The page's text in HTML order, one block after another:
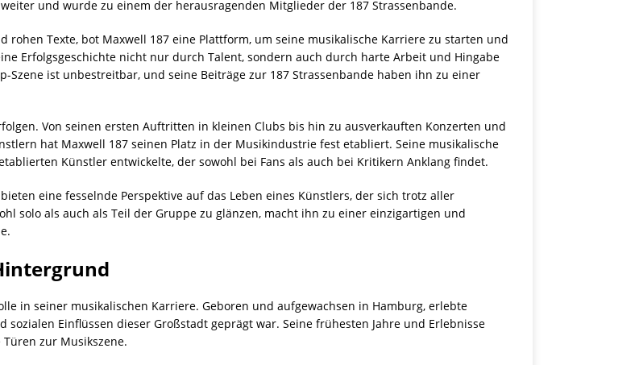
und wurde zu einem der herausragenden Mitglieder der 187 Strassenbande.
Texte, bot Maxwell 187 eine Plattform, um seine musikalische Karriere zu starten und
Erfolgsgeschichte nicht nur durch Talent, sondern auch durch harte Arbeit und Hingabe
Szene ist unbestreitbar, und seine Beiträge zur 187 Strassenbande haben ihn zu einer
Von seinen ersten Auftritten in kleinen Clubs bis hin zu ausverkauften Konzerten und
hat Maxwell 187 seinen Platz in der Musikindustrie fest etabliert. Seine musikalische
Künstler entwickelte, der sowohl bei Fans als auch bei Kritikern Anklang findet.
eine fesselnde Perspektive auf das Leben eines Künstlers, der sich trotz aller
solo als auch als Teil der Gruppe zu glänzen, macht ihn zu einer einzigartigen und
in seiner musikalischen Karriere. Geboren und aufgewachsen in Hamburg, erlebte
sozialen Einflüssen dieser Großstadt geprägt war. Seine frühesten Jahre und Erlebnisse
zur Musikszene.